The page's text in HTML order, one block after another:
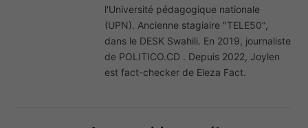
l'Université pédagogique nationale
(UPN). Ancienne stagiaire "TELE50",
dans le DESK Swahili. En 2019, journaliste
de POLITICO.CD . Depuis 2022, Joylen
est fact-checker de Eleza Fact.